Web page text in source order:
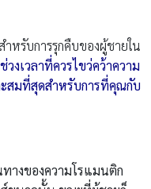
หรับการรุกคืบของผู้ชายใน
วงเวลาที่ควรไขว่คว้าความ
สมที่สุดสำหรับการที่คุณกับ
างของความโรแมนติก